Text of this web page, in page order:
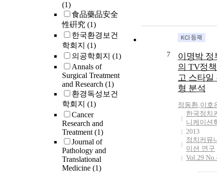
(1)
食品藥品安全
性硏究 (1)
한국환경보건
학회지 (1)
의공학회지 (1)
Annals of
Surgical Treatment
and Research (1)
환경독성보건
학회지 (1)
Cancer
Research and
Treatment(1)
Journal of
Pathology and
Translational
Medicine (1)
7
이명박 정
의 TV정
고 스타일
형 분석
정동환,이호
한국정치
니케이션
2013
정치커뮤
이션 연구
Vol.29